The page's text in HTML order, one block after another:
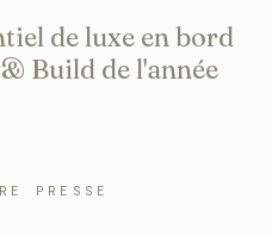
de luxe en bord
Build de l'année
PRESSE